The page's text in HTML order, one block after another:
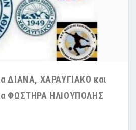
ΔΙΑΝΑ, ΧΑΡΑΥΓΙΑΚΟ και
ΦΩΣΤΗΡΑ ΗΛΙΟΥΠΟΛΗΣ